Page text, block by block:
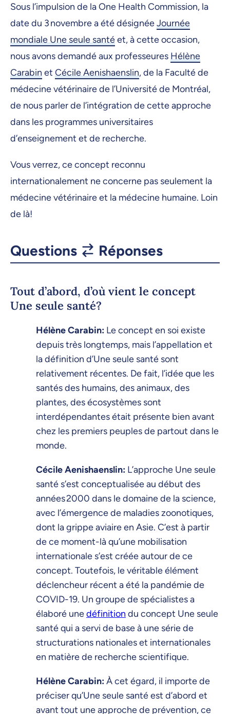
Sous l’impulsion de la One Health Commission, la
date du 3 novembre a été désignéeJournée
mondiale Une seule santéet, à cette occasion,
nous avons demandé aux professeures Hélène
Carabin et Cécile Aenishaenslin, de la Faculté de
médecine vétérinaire de l’Université de Montréal,
de nous parler de l’intégration de cette approche
dans les programmes universitaires
d’enseignement et de recherche.
Vous verrez, ce concept reconnu
internationalement ne concerne pas seulement la
médecine vétérinaire et la médecine humaine. Loin
de là!
Questions Réponses
Tout d’abord, d’où vient le concept
Une seule santé?
Hélène Carabin: Le concept en soi existe
depuis très longtemps, mais l’appellation et
la définition d’Une seule santé sont
relativement récentes. De fait, l’idée que les
santés des humains, des animaux, des
plantes, des écosystèmes sont
interdépendantes était présente bien avant
chez les premiers peuples de partout dans le
monde.
Cécile Aenishaenslin: L’approche Une seule
santé s’est conceptualisée au début des
années 2000 dans le domaine de la science,
avec l’émergence de maladies zoonotiques,
dont la grippe aviaire en Asie. C’est à partir
de ce moment-là qu’une mobilisation
internationale s’est créée autour de ce
concept. Toutefois, le véritable élément
déclencheur récent a été la pandémie de
COVID-19. Un groupe de spécialistes a
élaboré unedéfinition du concept Une seule
santé qui a servi de base à une série de
structurations nationales et internationales
en matière de recherche scientifique.
Hélène Carabin:À cet égard, il importe de
préciser qu’Une seule santé est d’abord et
avant tout une approche de prévention, ce